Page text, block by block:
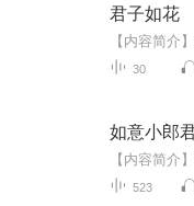
君子如花
30
如意小郎
523